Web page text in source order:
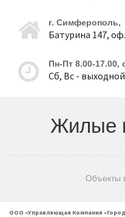
Уменьшить
г. Симферополь,
Батурина 147,
Пн-Пт 8.00-17.00,
Сб, Вс -
Жилые
Объекты
ООО «Управляющая Компания